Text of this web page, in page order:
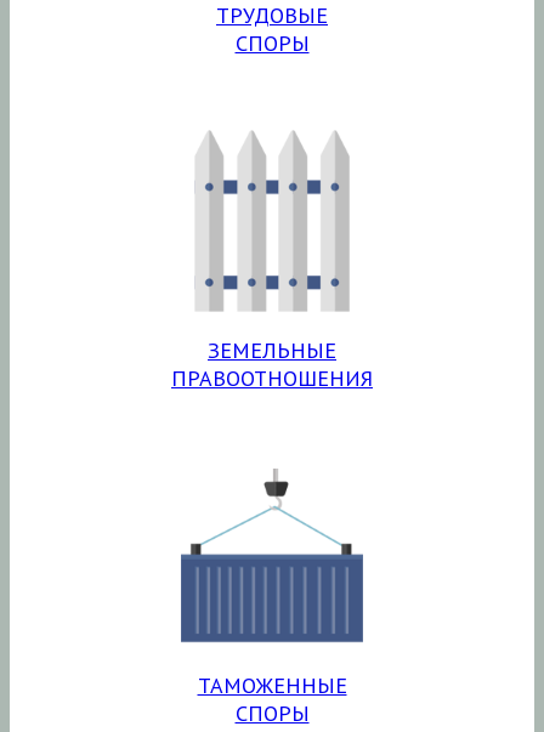
ТРУДОВЫЕ
СПОРЫ
ЗЕМЕЛЬНЫЕ
ПРАВООТНОШЕНИЯ
ТАМОЖЕННЫЕ
СПОРЫ